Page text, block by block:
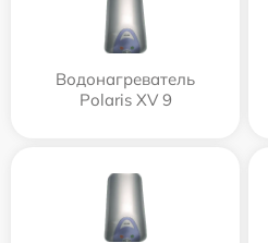
Водонагреватель
Polaris XV 9